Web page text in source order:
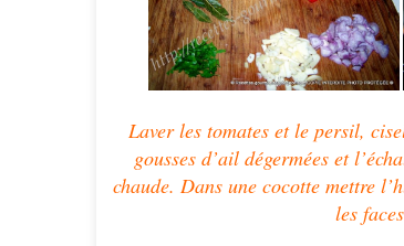
Laver les tomates et le persil,
gousses d’ail dégermées et
chaude. Dans une cocotte mettre
les